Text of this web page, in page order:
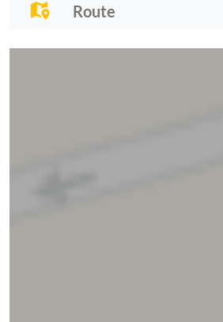
Route